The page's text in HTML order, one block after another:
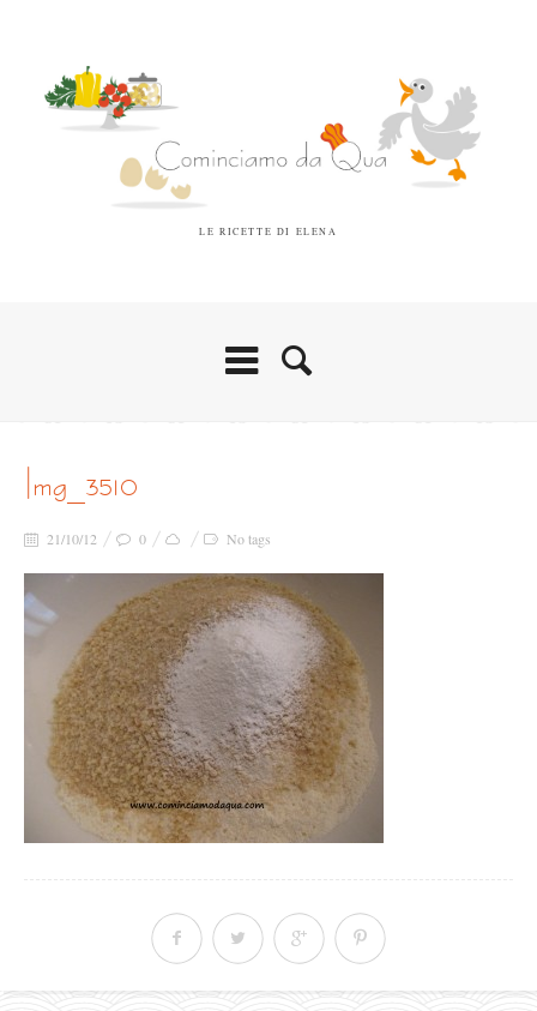
LE RICETTE DI ELENA
img_3510
21/10/12 0 No tags